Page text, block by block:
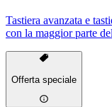
Tastiera avanzata e
con la maggior parte
Offerta speciale